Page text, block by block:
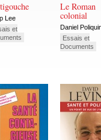
Lee
et
Le Roman
colonial
Daniel
Essais et
Documents